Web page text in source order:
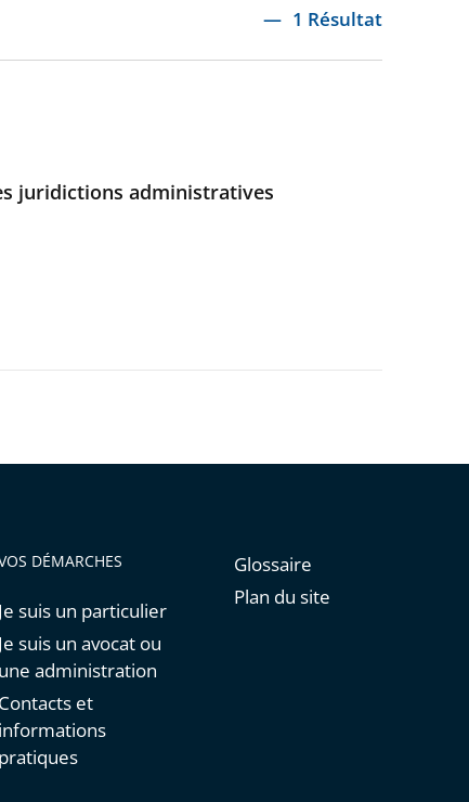
1 Résultat
juridictions administratives
DÉMARCHES
Je suis un particulier
Je suis un avocat ou
une administration
Contacts et
informations
pratiques
Glossaire
Plan du site